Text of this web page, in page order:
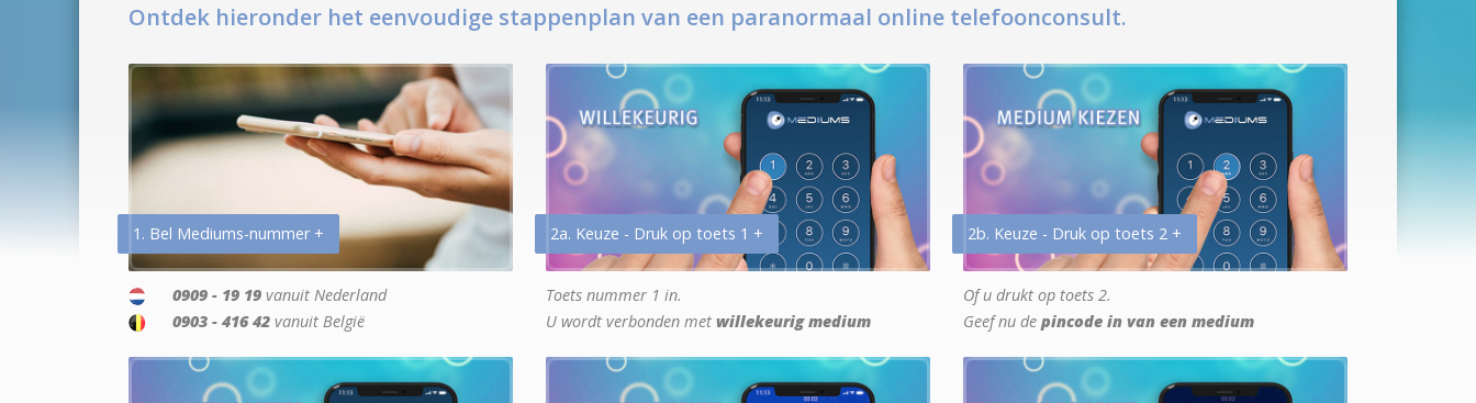
Ontdek hieronder het eenvoudige stappenplan van een paranormaal online telefoonconsult.
1. Bel Mediums-nummer +
0909 - 19 19 vanuit Nederland
0903 - 416 42 vanuit België
2a. Keuze - Druk op toets 1 +
Toets nummer 1 in.
U wordt verbonden met willekeurig medium
2b. Keuze - Druk op toets 2 +
Of u drukt op toets 2.
Geef nu de pincode in van een medium